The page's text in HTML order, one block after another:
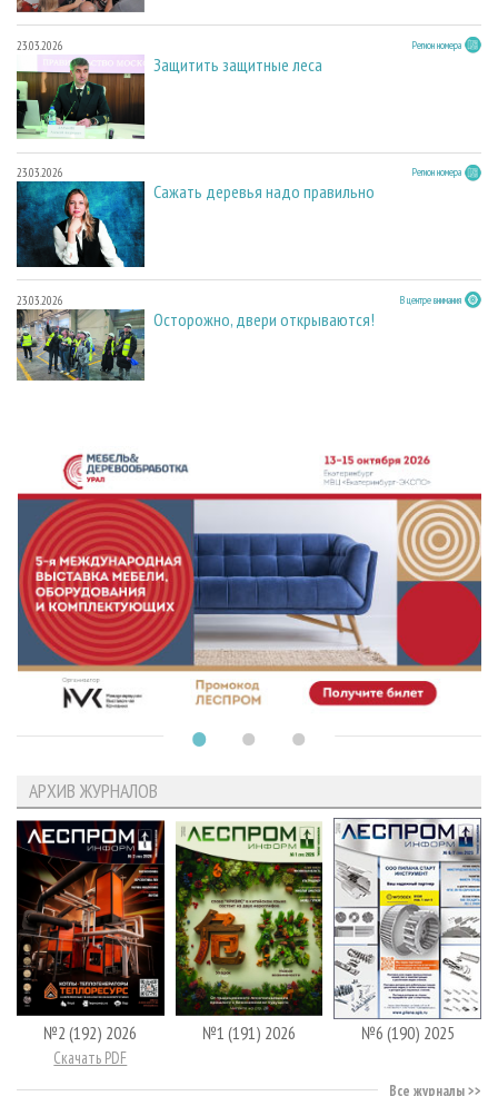
23.03.2026 Регион номера
Защитить защитные леса
23.03.2026 Регион номера
Сажать деревья надо правильно
23.03.2026 В центре внимания
Осторожно, двери открываются!
АРХИВ ЖУРНАЛОВ
№2 (192) 2026
Скачать PDF
№1 (191) 2026 №6 (190) 2025
Все журналы